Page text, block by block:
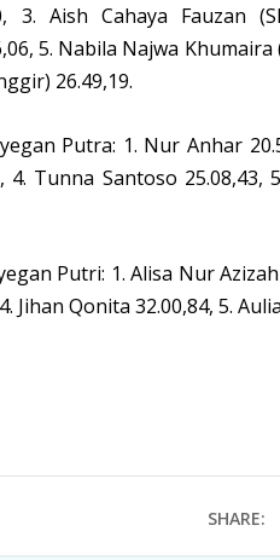
3. Aish Cahaya Fauzan
5. Nabila Najwa
26.49,19.
Putra: 1. Nur Anhar
4. Tunna Santoso
Putri: 1. Alisa Nur
Jihan Qonita 32.00,84, 5.
SHARE: